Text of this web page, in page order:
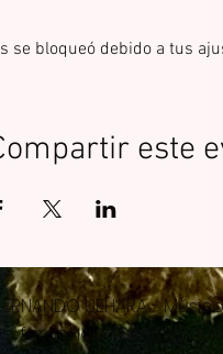
se bloqueó debido a tus
este
UEHARA -